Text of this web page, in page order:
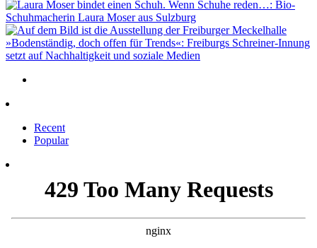
Wenn Schuhe reden…: Bio-
Schuhmacherin Laura Moser aus Sulzburg
»Bodenständig, doch offen für Trends«: Freiburgs Schreiner-Innung
setzt auf Nachhaltigkeit und soziale Medien
Recent
Popular